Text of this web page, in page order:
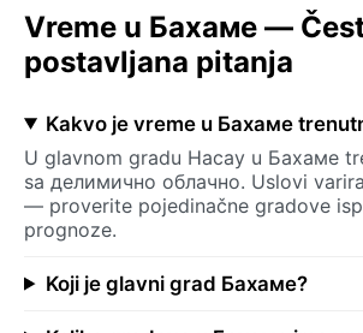
Vreme u Бахаме —
postavljana pitanja
Kakvo je vreme u Бахаме
U glavnom gradu Насау u Бахаме
sa делимично облачно. Uslovi
— proverite pojedinačne gradove
prognoze.
Koji je glavni grad Бахаме?